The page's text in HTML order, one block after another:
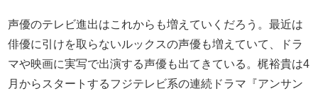
声優のテレビ進出はこれからも増えていくだろう。最近は
俳優に引けを取らないルックスの声優も増えていて、ドラ
マや映画に実写で出演する声優も出てきている。梶裕貴は4
月からスタートするフジテレビ系の連続ドラマ『アンサン